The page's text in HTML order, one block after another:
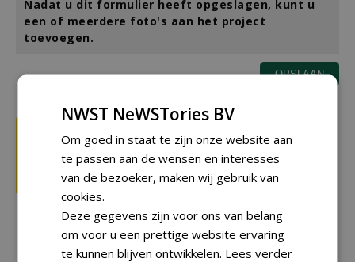
Nadat u dit formulier heeft opgeslagen, kunt u
een of meerdere foto's aan het project
toevoegen.
NWST NeWSTories BV
Om goed in staat te zijn onze website aan
te passen aan de wensen en interesses
van de bezoeker, maken wij gebruik van
cookies.
Deze gegevens zijn voor ons van belang
om voor u een prettige website ervaring
te kunnen blijven ontwikkelen. Lees verder